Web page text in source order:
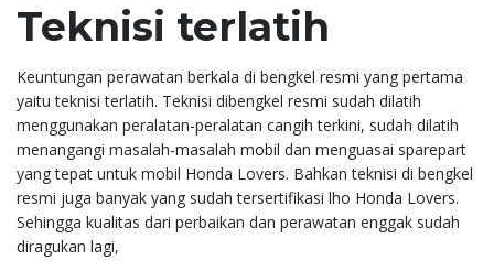
Teknisi terlatih
Keuntungan perawatan berkala di bengkel resmi yang pertama
yaitu teknisi terlatih. Teknisi dibengkel resmi sudah dilatih
menggunakan peralatan-peralatan cangih terkini, sudah dilatih
menangangi masalah-masalah mobil dan menguasai sparepart
yang tepat untuk mobil Honda Lovers. Bahkan teknisi di bengkel
resmi juga banyak yang sudah tersertifikasi lho Honda Lovers.
Sehingga kualitas dari perbaikan dan perawatan enggak sudah
diragukan lagi,